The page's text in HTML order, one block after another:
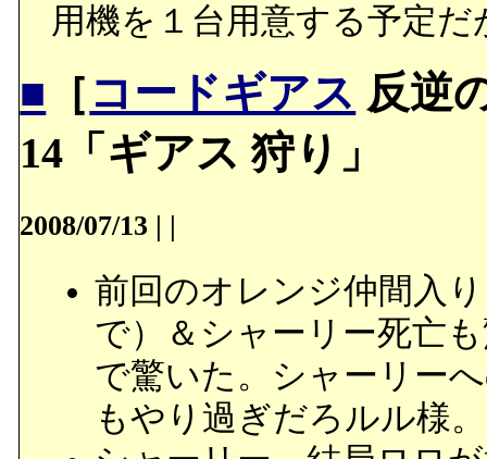
用機を１台用意する予定
■ ［ コードギアス 反逆
14「ギアス 狩り」
2008/07/13 | |
前回のオレンジ仲間入
で）＆シャーリー死亡
で驚いた。シャーリー
もやり過ぎだろルル様。